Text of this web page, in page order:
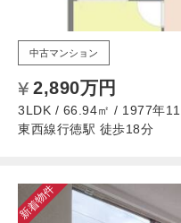
中古マンション
2,890万円
3LDK / 66.94㎡ / 1977年11
東西線行徳駅 徒歩18分
新着物件